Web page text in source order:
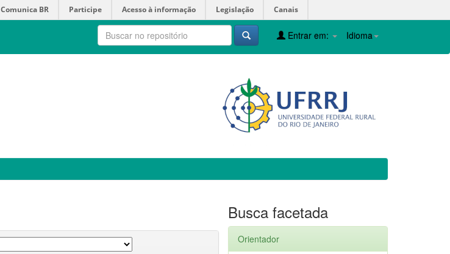
Comunica BR Participe Acesso à informação Legislação Canais
Idioma
Entrar em:
Busca facetada
Orientador